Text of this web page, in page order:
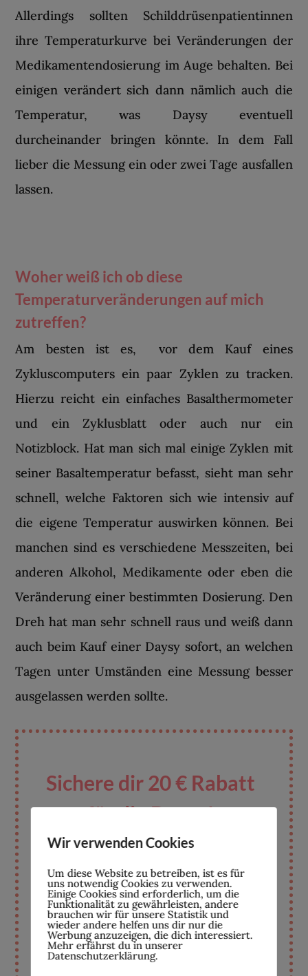
Allerdings sollten Schilddrüsenpatientinnen
ihre Temperaturkurve bei Veränderungen der
Medikamentendosierung im Auge behalten. Bei
einigen verändert sich dann nämlich auch die
Temperatur, was Daysy eventuell
durcheinander bringen könnte. In dem Fall
lieber die Messung ein oder zwei Tage ausfallen
lassen.
Woher weiß ich ob diese
Temperaturveränderungen auf mich
zutreffen?
Am besten ist es, vor dem Kauf eines
Zykluscomputers ein paar Zyklen zu tracken.
Hierzu reicht ein einfaches Basalthermometer
und ein Zyklusblatt oder auch nur ein
Notizblock. Hat man sich mal einige Zyklen mit
seiner Basaltemperatur befasst, sieht man sehr
schnell, welche Faktoren sich wie intensiv auf
die eigene Temperatur auswirken können. Bei
manchen sind es verschiedene Messzeiten, bei
anderen Alkohol, Medikamente oder eben die
Veränderung einer bestimmten Dosierung. Den
Dreh hat man sehr schnell raus und weiß dann
auch beim Kauf einer Daysy sofort, an welchen
Tagen unter Umständen eine Messung besser
ausgelassen werden sollte.
Sichere dir 20 € Rabatt
für die Daysy!
Hier geht's zu deiner Daysy!*
Gehe im Warenkorb einfach auf "Zur
Wir verwenden Cookies
Um diese Website zu betreiben, ist es für
uns notwendig Cookies zu verwenden.
Einige Cookies sind erforderlich, um die
Funktionalität zu gewährleisten, andere
brauchen wir für unsere Statistik und
wieder andere helfen uns dir nur die
Werbung anzuzeigen, die dich interessiert.
Mehr erfährst du in unserer
Datenschutzerklärung.